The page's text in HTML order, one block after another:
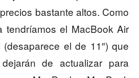
bastante altos. Como
tendríamos el MacBook Air
el de 11″) que
de actualizar para